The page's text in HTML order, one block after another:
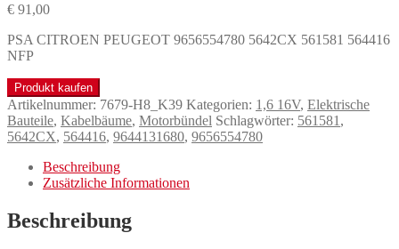
€ 91,00
PSA CITROEN PEUGEOT 9656554780 5642CX 561581 564416
NFP
Produkt kaufen
Artikelnummer: 7679-H8_K39 Kategorien: 1,6 16V, Elektrische
Bauteile, Kabelbäume, Motorbündel Schlagwörter: 561581 ,
5642CX, 564416, 9644131680, 9656554780
Beschreibung
Zusätzliche Informationen
Beschreibung